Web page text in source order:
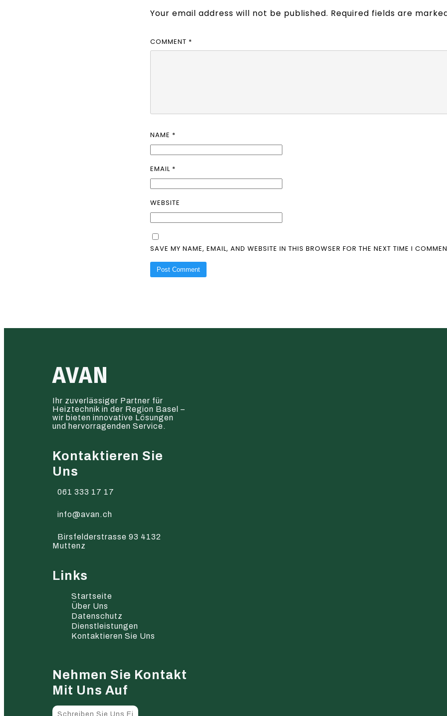
Your email address will not be published. Required fields are
COMMENT *
NAME *
EMAIL *
WEBSITE
SAVE MY NAME, EMAIL, AND WEBSITE IN THIS BROWSER FOR THE NEXT TIME I
AVAN
Ihr zuverlässiger Partner für
Heiztechnik in der Region Basel –
wir bieten innovative Lösungen
und hervorragenden Service.
Kontaktieren Sie
Uns
061 333 17 17
info@avan.ch
Birsfelderstrasse 93 4132
Muttenz
Links
Startseite
Über Uns
Datenschutz
Dienstleistungen
Kontaktieren Sie Uns
Nehmen Sie Kontakt
Mit Uns Auf